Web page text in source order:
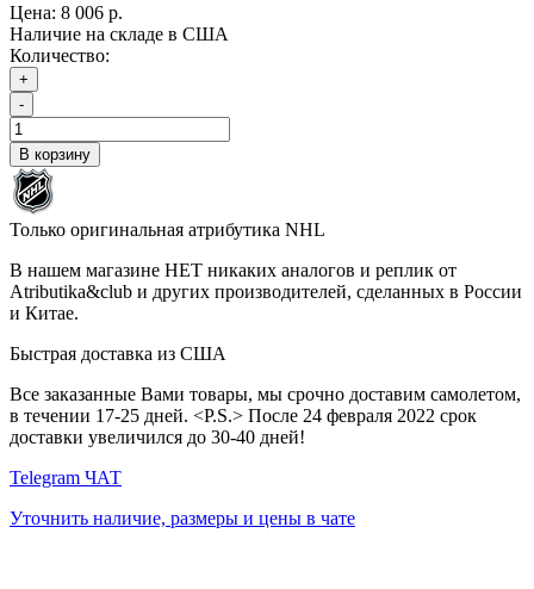
Цена: 8 006 р.
Наличие на складе в США
Количество:
+
-
В корзину
Только оригинальная атрибутика NHL
В нашем магазине НЕТ никаких аналогов и реплик от
Atributika&club и других производителей, сделанных в России
и Китае.
Быстрая доставка из США
Все заказанные Вами товары, мы срочно доставим самолетом,
в течении 17-25 дней. <P.S.> После 24 февраля 2022 срок
доставки увеличился до 30-40 дней!
Telegram ЧАТ
Уточнить наличие, размеры и цены в чате